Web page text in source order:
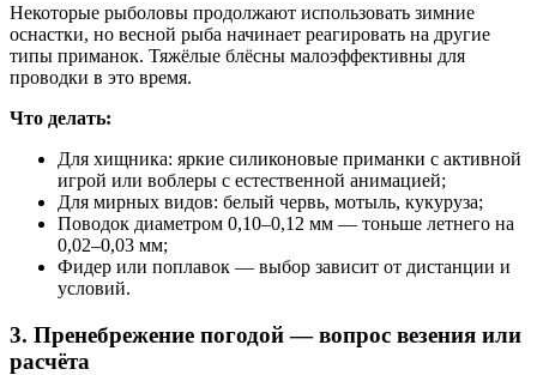
Некоторые рыболовы продолжают использовать зимние
оснастки, но весной рыба начинает реагировать на другие
типы приманок. Тяжёлые блёсны малоэффективны для
проводки в это время.
Что делать:
Для хищника: яркие силиконовые приманки с активной
игрой или воблеры с естественной анимацией;
Для мирных видов: белый червь, мотыль, кукуруза;
Поводок диаметром 0,10–0,12 мм — тоньше летнего на
0,02–0,03 мм;
Фидер или поплавок — выбор зависит от дистанции и
условий.
3. Пренебрежение погодой — вопрос везения или
расчёта